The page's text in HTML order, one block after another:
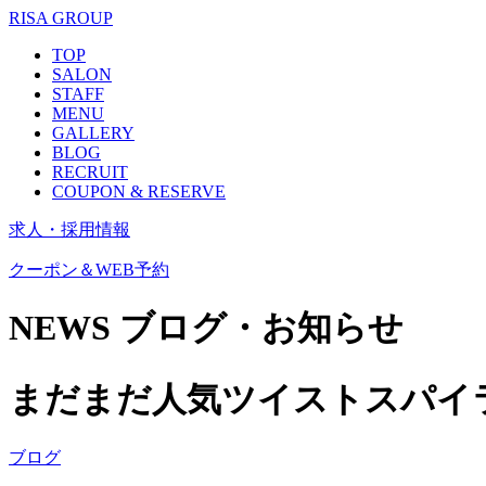
RISA GROUP
TOP
SALON
STAFF
MENU
GALLERY
BLOG
RECRUIT
COUPON & RESERVE
求人・採用情報
クーポン＆WEB予約
NEWS ブログ・お知らせ
まだまだ人気ツイストスパイ
ブログ